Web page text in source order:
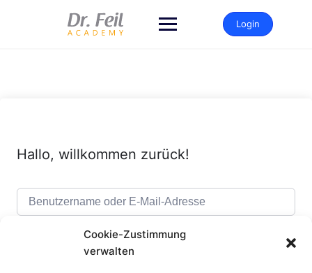
Cookie-Zustimmung
verwalten
Login
Hallo, willkommen zurück!